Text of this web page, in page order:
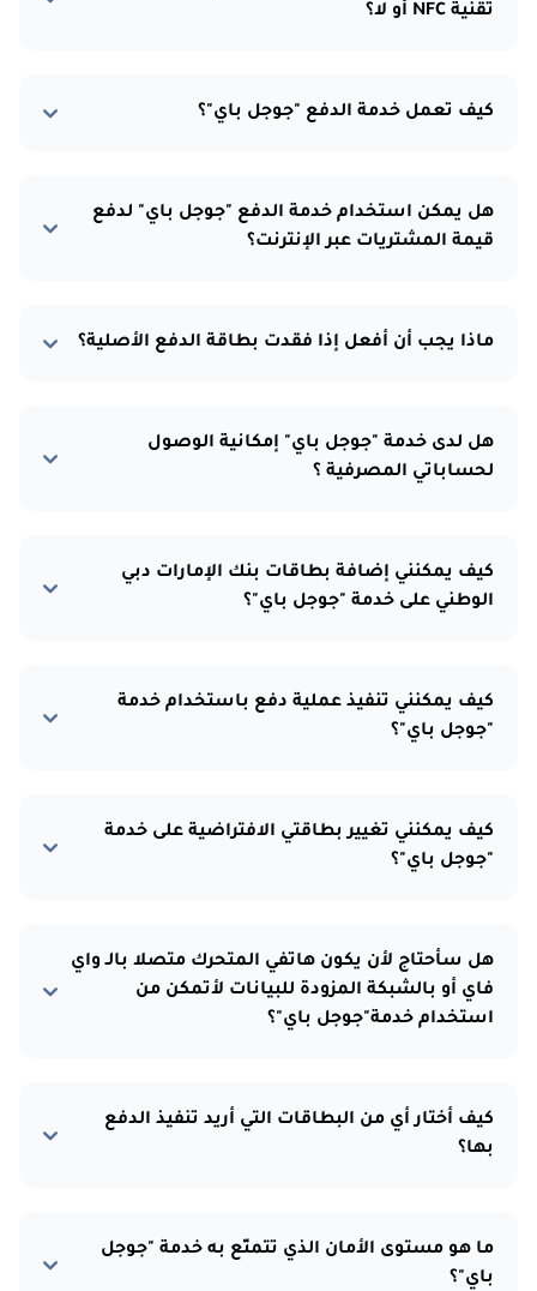
تقنية NFC أو لا؟
كيف تعمل خدمة الدفع "جوجل باي"؟
هل يمكن استخدام خدمة الدفع "جوجل باي" لدفع
قيمة المشتريات عبر الإنترنت؟
ماذا يجب أن أفعل إذا فقدت بطاقة الدفع الأصلية؟
هل لدى خدمة "جوجل باي" إمكانية الوصول
لحساباتي المصرفية ؟
كيف يمكنني إضافة بطاقات بنك الإمارات دبي
الوطني على خدمة "جوجل باي"؟
كيف يمكنني تنفيذ عملية دفع باستخدام خدمة
"جوجل باي"؟
كيف يمكنني تغيير بطاقتي الافتراضية على خدمة
"جوجل باي"؟
هل سأحتاج لأن يكون هاتفي المتحرك متصلا بالـ واي
فاي أو بالشبكة المزودة للبيانات لأتمكن من
استخدام خدمة"جوجل باي"؟
كيف أختار أي من البطاقات التي أريد تنفيذ الدفع
بها؟
ما هو مستوى الأمان الذي تتمتّع به خدمة "جوجل
باي"؟